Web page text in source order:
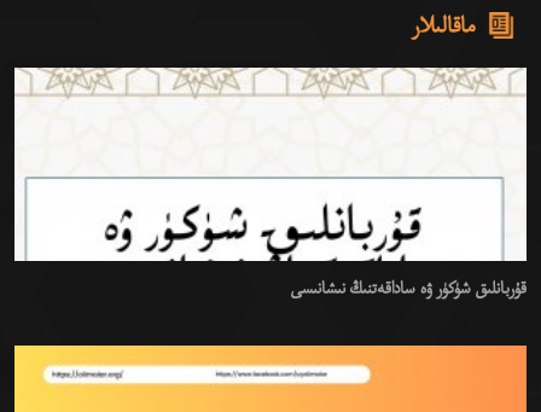
ماقالىلار
قۇربانلىق شۈكۈر ۋە ساداقەتنىڭ نىشانىسى